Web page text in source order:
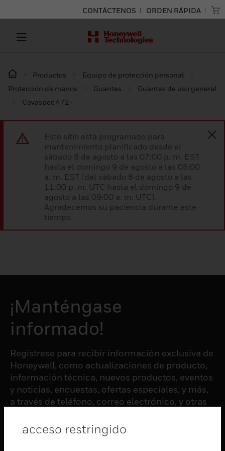
CONTÁCTENOS ORDEN RÁPIDA
Productos
Equipo de protección personal
Protección de manos
Guantes
Guantes de uso general
Covaspec 472+
Este sitio está programado para
mantenimiento planificado desde el
sábado 8 de agosto a las 07:00 p. m. EST
hasta el domingo 9 de agosto a las 05:00
a. m. EST (del sábado 8 de agosto a las
11:00 p. m. UTC hasta el domingo 9 de
agosto a las 09:00 a. m. UTC).
Agradecemos su paciencia durante este
tiempo.
¡Manténgase
informado!
Regístrese para recibir información exclusiva de
Honeywell, como actualizaciones de producto,
información técnica, nuevos productos, eventos
y noticias, encuestas, ofertas especiales, y más,
a través de teléfono, correo electrónico, y otras
acceso restringido